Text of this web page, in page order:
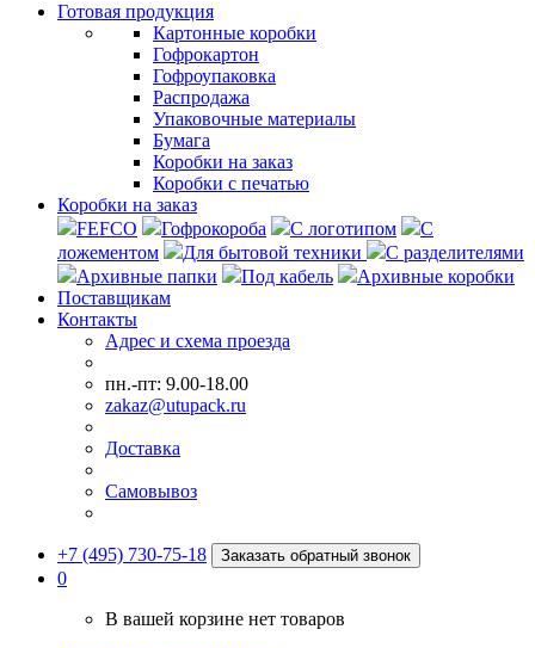
Готовая продукция
Картонные коробки
Гофрокартон
Гофроупаковка
Распродажа
Упаковочные материалы
Бумага
Коробки на заказ
Коробки с печатью
Коробки на заказ
FEFCO
Гофрокороба С логотипом
С
ложементом
Для бытовой техники
С разделителями
Архивные папки
Под кабель
Архивные коробки
Поставщикам
Контакты
Адрес и схема проезда
пн.-пт: 9.00-18.00
zakaz@utupack.ru
Доставка
Самовывоз
+7 (495) 730-75-18 Заказать обратный звонок
0
В вашей корзине нет товаров